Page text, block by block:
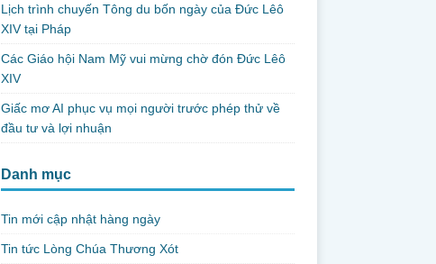
Lịch trình chuyến Tông du bốn ngày của Đức Lêô
XIV tại Pháp
Các Giáo hội Nam Mỹ vui mừng chờ đón Đức Lêô
XIV
Giấc mơ AI phục vụ mọi người trước phép thử về
đầu tư và lợi nhuận
Danh mục
Tin mới cập nhật hàng ngày
Tin tức Lòng Chúa Thương Xót